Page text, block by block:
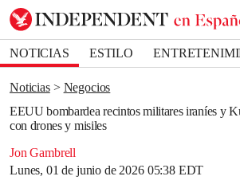
NOTICIAS ESTILO
DEPORTES
Noticias
Negocios
EEUU bombardea recintos militares iraníes y
con drones y misiles
Jon Gambrell
Lunes, 01 de junio de 2026 05:38 EDT
Bookmark popover
Removed from bookmarks
Close popover